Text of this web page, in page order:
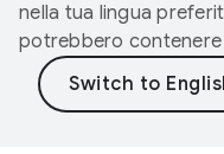
nella tua lingua
potrebbero